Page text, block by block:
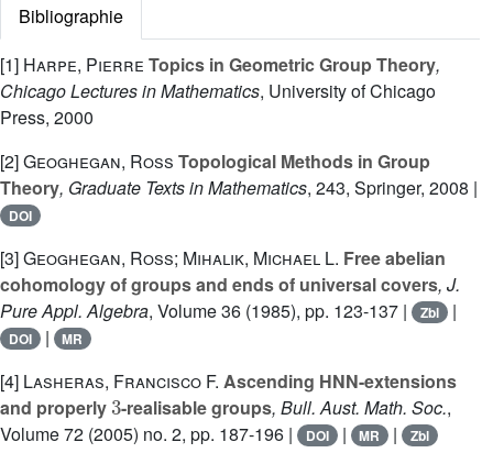
Bibliographie
[1] Harpe, Pierre Topics in Geometric Group Theory,
Chicago Lectures in Mathematics, University of Chicago
Press, 2000
[2]Geoghegan, Ross Topological Methods in Group
Theory, Graduate Texts in Mathematics, 243, Springer, 2008 |
DOI
[3]Geoghegan, Ross; Mihalik, Michael L. Free abelian
cohomology of groups and ends of universal covers, J.
Pure Appl. Algebra, Volume 36 (1985), pp. 123-137 | Zbl |
DOI | MR
[4] Lasheras, Francisco F. Ascending HNN-extensions
and properly
3
-realisable groups, Bull. Aust. Math. Soc.,
Volume 72 (2005) no. 2, pp. 187-196 | DOI | MR | Zbl